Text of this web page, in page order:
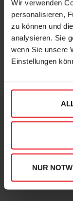
Wir verwenden
personalisieren,
zu können und
analysieren. Sie
wenn Sie unsere
Einstellungen
NUR
DEINE